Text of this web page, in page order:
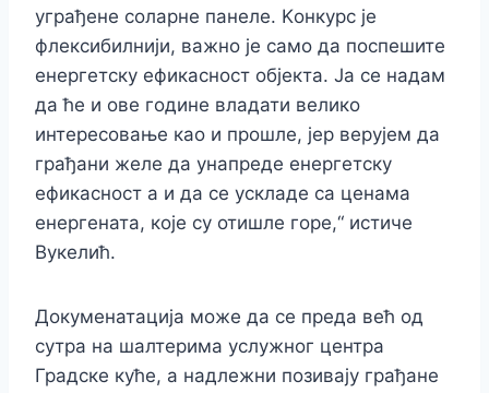
уграђене соларне панеле. Kонкурс је
флексибилнији, важно је само да поспешите
енергетску ефикасност објекта. Ја се надам
да ће и ове године владати велико
интересовање као и прошле, јер верујем да
грађани желе да унапреде енергетску
ефикасност а и да се ускладе са ценама
енергената, које су отишле горе,“ истиче
Вукелић.
Докуменатација може да се преда већ од
сутра на шалтерима услужног центра
Градске куће, а надлежни позивају грађане